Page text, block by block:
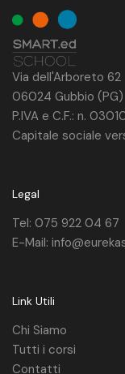
Via dell'Arboreto 62
06024 Gubbio (PG)
P.IVA e C.F.: n.
Capitale sociale
Legal
Tel: 075 922 04 67
E-Mail:
Link Utili
Chi Siamo
Tutti i corsi
Contatti